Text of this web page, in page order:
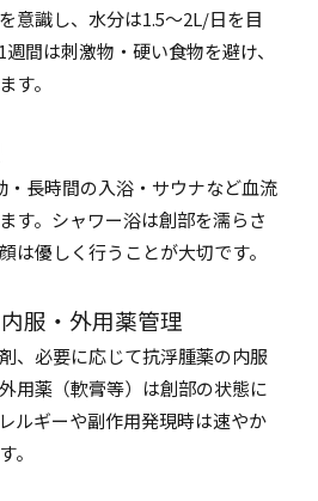
意識し、水分は1.5～2L/日を目
間は刺激物・硬い食物を避け、
す。
・長時間の入浴・サウナなど血流
す。シャワー浴は創部を濡らさ
は優しく行うことが大切です。
服・外用薬管理
、必要に応じて抗浮腫薬の内服
用薬（軟膏等）は創部の状態に
ルギーや副作用発現時は速やか
。